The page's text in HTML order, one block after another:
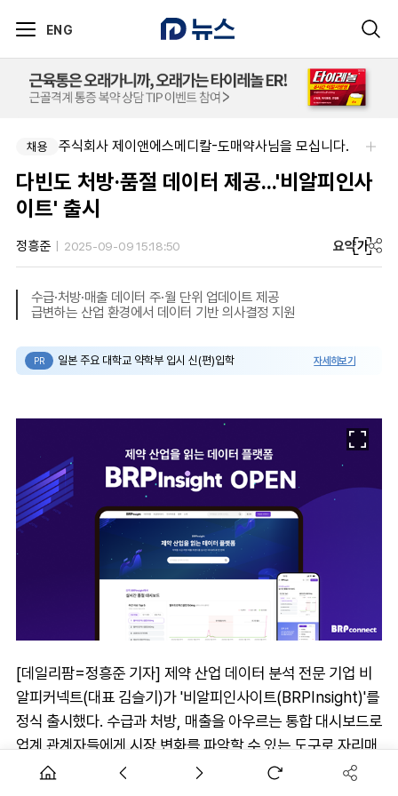
ENG
채용 주식회사 제이앤에스메디칼-도매약사님을 모십니다.
다빈도 처방·품절 데이터 제공...'비알피인사
이트' 출시
정흥준 2025-09-09 15:18:50 요약가
수급·처방·매출 데이터 주·월 단위 업데이트 제공
급변하는 산업 환경에서 데이터 기반 의사결정 지원
PR 일본 주요 대학교 약학부 입시 신(편)입학 자세히보기
[데일리팜=정흥준 기자] 제약 산업 데이터 분석 전문 기업 비
알피커넥트(대표 김슬기)가 '비알피인사이트(BRPInsight)'를
정식 출시했다. 수급과 처방, 매출을 아우르는 통합 대시보드로
업계 관계자들에게 시장 변화를 파악할 수 있는 도구로 자리매
김한다는 계획이다.